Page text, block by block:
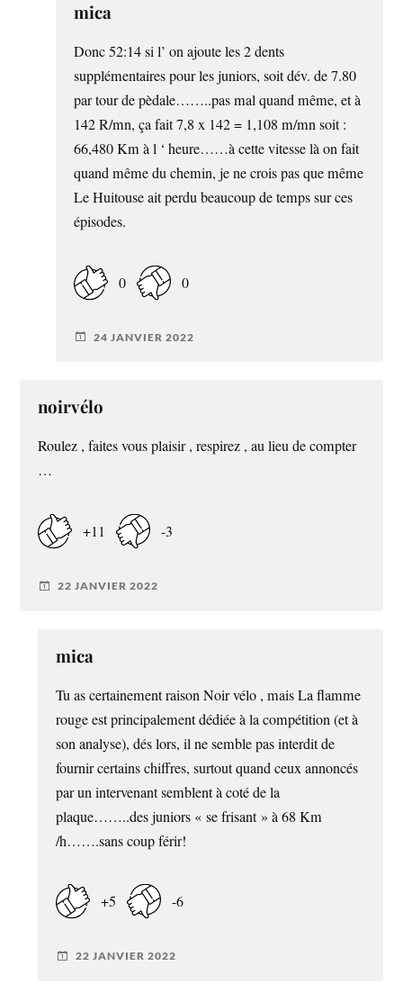
mica
Donc 52:14 si l’ on ajoute les 2 dents
supplémentaires pour les juniors, soit dév. de 7.80
par tour de pèdale……..pas mal quand même, et à
142 R/mn, ça fait 7,8 x 142 = 1,108 m/mn soit :
66,480 Km à l ‘ heure……à cette vitesse là on fait
quand même du chemin, je ne crois pas que même
Le Huitouse ait perdu beaucoup de temps sur ces
épisodes.
0 0
24 JANVIER 2022
noirvélo
Roulez , faites vous plaisir , respirez , au lieu de compter
…
+11 -3
22 JANVIER 2022
mica
Tu as certainement raison Noir vélo , mais La flamme
rouge est principalement dédiée à la compétition (et à
son analyse), dés lors, il ne semble pas interdit de
fournir certains chiffres, surtout quand ceux annoncés
par un intervenant semblent à coté de la
plaque……..des juniors « se frisant » à 68 Km
/h…….sans coup férir!
+5 -6
22 JANVIER 2022